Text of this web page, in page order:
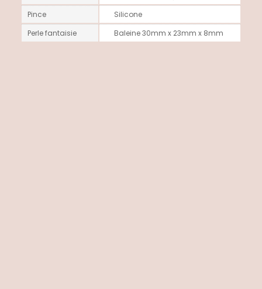
Pince
Silicone
Perle fantaisie
Baleine 30mm x 23mm x 8mm